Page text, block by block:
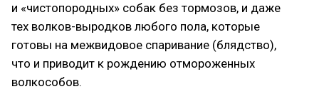
и «чистопородных» собак без тормозов, и даже
тех волков-выродков любого пола, которые
готовы на межвидовое спаривание (блядство),
что и приводит к рождению отмороженных
волкособов.